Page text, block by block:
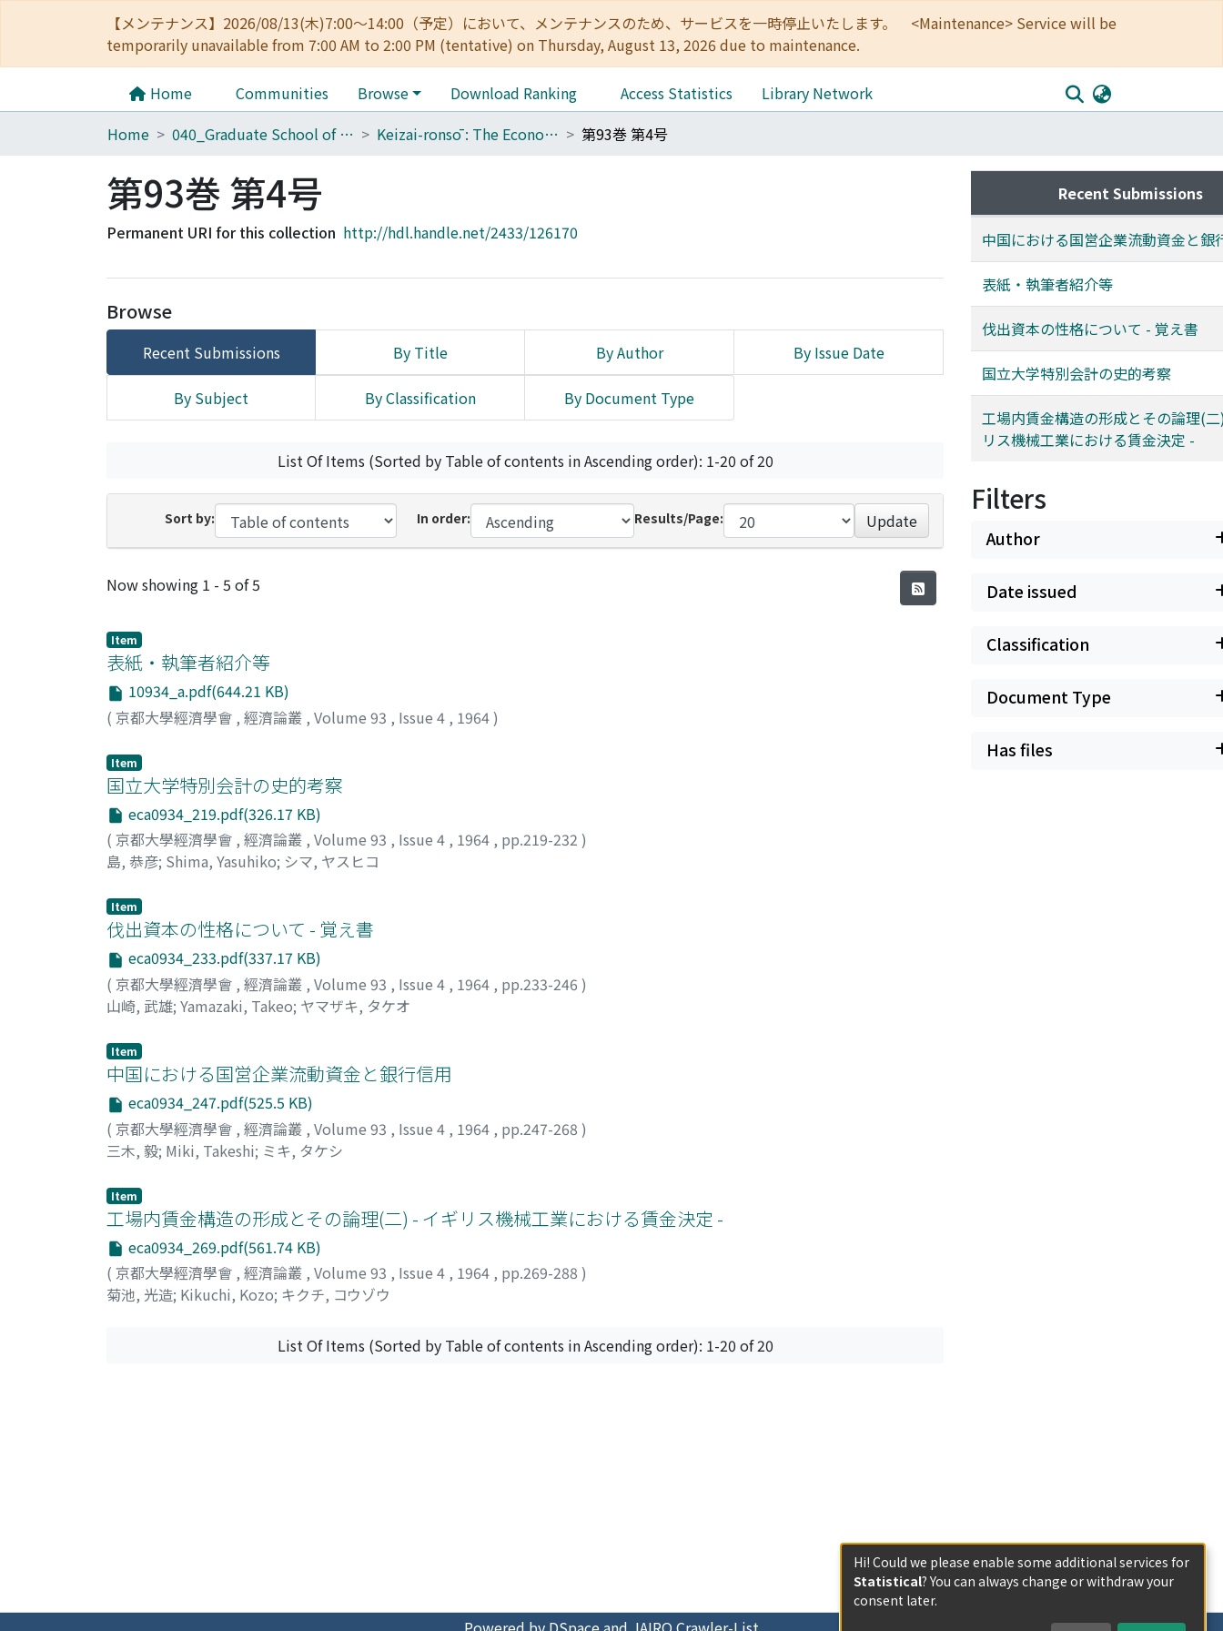
【メンテナンス】2026/08/13(木)7:00～14:00（予定）において、メンテナンスのため、サービスを一時停止いたします。 <Maintenance> Service will be
temporarily unavailable from 7:00 AM to 2:00 PM (tentative) on Thursday, August 13, 2026 due to maintenance.
Home Communities Browse Download Ranking Access Statistics
Library Network
Home
040_Graduate School of Economics Keizai-ronsō : The Economic Review 第93巻 第4号
第93巻 第4号
Permanent URI for this collection http://hdl.handle.net/2433/126170
Browse
Recent Submissions By Title By Author By Issue Date
By Subject By Classification By Document Type
List Of Items (Sorted by Table of contents in Ascending order): 1-20 of 20
Sort by: In order: Results/Page: Update
Recent Submissions
Now showing 1 - 5 of 5
Item
表紙・執筆者紹介等
10934_a.pdf(644.21 KB)
( 京都大學經濟學會 , 經濟論叢 , Volume 93 , Issue 4 , 1964)
Item
国立大学特別会計の史的考察
eca0934_219.pdf(326.17 KB)
( 京都大學經濟學會 , 經濟論叢 , Volume 93 , Issue 4 , 1964 , pp.219-232 )
島, 恭彦; Shima, Yasuhiko; シマ, ヤスヒコ
Item
伐出資本の性格について - 覚え書
eca0934_233.pdf(337.17 KB)
( 京都大學經濟學會 , 經濟論叢 , Volume 93 , Issue 4 , 1964 , pp.233-246 )
山崎, 武雄; Yamazaki, Takeo; ヤマザキ, タケオ
Item
中国における国営企業流動資金と銀行信用
eca0934_247.pdf(525.5 KB)
( 京都大學經濟學會 , 經濟論叢 , Volume 93 , Issue 4 , 1964 , pp.247-268 )
三木, 毅; Miki, Takeshi; ミキ, タケシ
Item
工場内賃金構造の形成とその論理(二) - イギリス機械工業における賃金決定 -
eca0934_269.pdf(561.74 KB)
( 京都大學經濟學會 , 經濟論叢 , Volume 93 , Issue 4 , 1964 , pp.269-288 )
菊池, 光造; Kikuchi, Kozo; キクチ, コウゾウ
List Of Items (Sorted by Table of contents in Ascending order): 1-20 of 20
Recent Submissions
中国における国営企業流動資金と銀
表紙・執筆者紹介等
伐出資本の性格について - 覚え書
国立大学特別会計の史的考察
工場内賃金構造の形成とその論理(
リス機械工業における賃金決定 -
Filters
Author
Date issued
Classification
Document Type
Has files
Hi! Could we please enable some additional services for
Statistical? You can always change or withdraw your
consent later.